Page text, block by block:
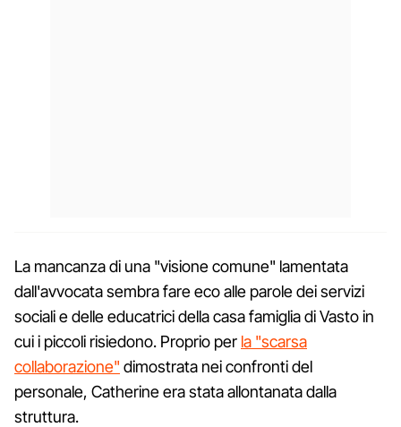
La mancanza di una "visione comune" lamentata
dall'avvocata sembra fare eco alle parole dei servizi
sociali e delle educatrici della casa famiglia di Vasto in
cui i piccoli risiedono. Proprio per la "scarsa
collaborazione" dimostrata nei confronti del
personale, Catherine era stata allontanata dalla
struttura.